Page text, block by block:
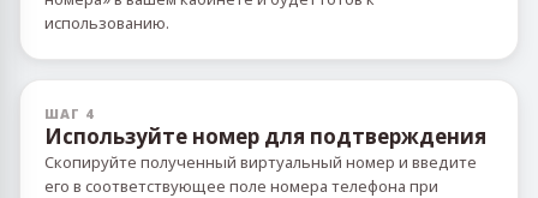
использованию.
ШАГ 4
Используйте номер для подтверждения
Скопируйте полученный виртуальный номер и введите
его в соответствующее поле номера телефона при